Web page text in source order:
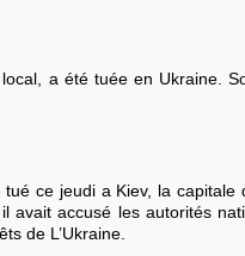
a été tuée en Ukraine.
ce jeudi a Kiev, la capitale
avait accusé les autorités
de L’Ukraine.